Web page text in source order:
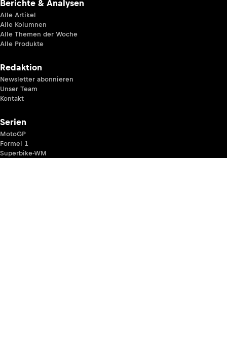
Berichte & Analysen
Alle Artikel
Alle Kolumnen
Alle Themen der Woche
Alle Produkte
Redaktion
Newsletter abonnieren
Unser Team
Kontakt
Serien
MotoGP
Formel 1
Superbike-WM